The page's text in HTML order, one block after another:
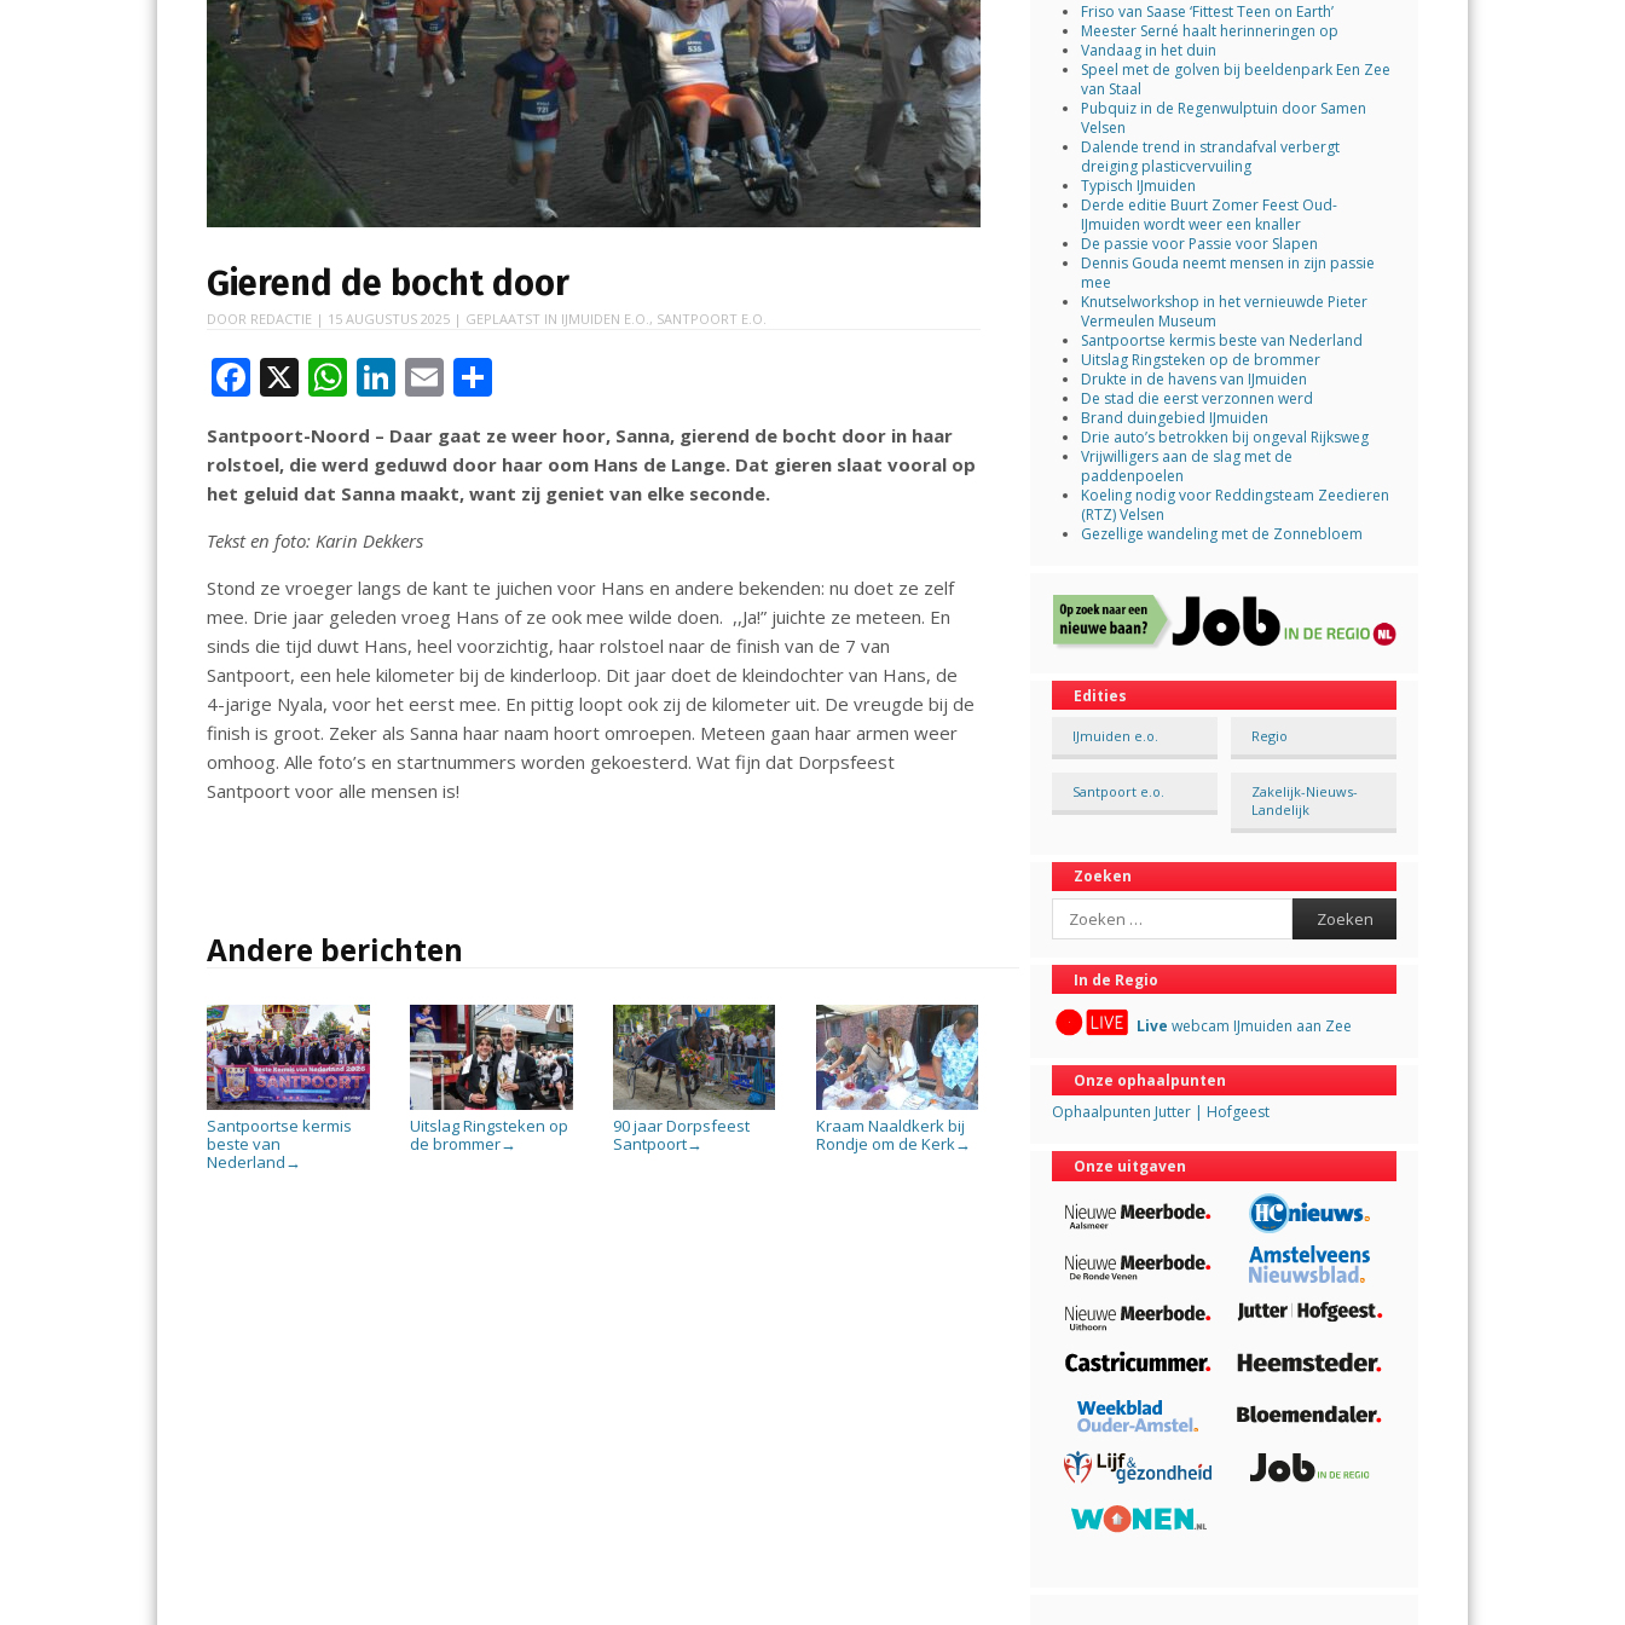
Gierend de bocht door
DOOR REDACTIE | 15 AUGUSTUS 2025 | GEPLAATST IN IJMUIDEN E.O., SANTPOORT E.O.
F
ac
e
b
o
o
k
X W
h
at
s
A
p
p
Li
n
k
e
dI
n
E
m
ai
l
e
n
Santpoort-Noord – Daar gaat ze weer hoor, Sanna, gierend de bocht door in haar
rolstoel, die werd geduwd door haar oom Hans de Lange. Dat gieren slaat vooral op
het geluid dat Sanna maakt, want zij geniet van elke seconde.
Tekst en foto: Karin Dekkers
Stond ze vroeger langs de kant te juichen voor Hans en andere bekenden: nu doet ze zelf
mee. Drie jaar geleden vroeg Hans of ze ook mee wilde doen. ,,Ja!” juichte ze meteen. En
sinds die tijd duwt Hans, heel voorzichtig, haar rolstoel naar de finish van de 7 van
Santpoort, een hele kilometer bij de kinderloop. Dit jaar doet de kleindochter van Hans, de
4-jarige Nyala, voor het eerst mee. En pittig loopt ook zij de kilometer uit. De vreugde bij de
finish is groot. Zeker als Sanna haar naam hoort omroepen. Meteen gaan haar armen weer
omhoog. Alle foto’s en startnummers worden gekoesterd. Wat fijn dat Dorpsfeest
Santpoort voor alle mensen is!
Andere berichten
Santpoortse kermis
beste van
Nederland →
Uitslag Ringsteken op
de brommer→
90 jaar Dorpsfeest
Santpoort→
Kraam Naaldkerk bij
Rondje om de Kerk→
Friso van Saase ‘Fittest Teen on Earth’
Meester Serné haalt herinneringen op
Vandaag in het duin
Speel met de golven bij beeldenpark Een Zee
van Staal
Pubquiz in de Regenwulptuin door Samen
Velsen
Dalende trend in strandafval verbergt
dreiging plasticvervuiling
Typisch IJmuiden
Derde editie Buurt Zomer Feest Oud-
IJmuiden wordt weer een knaller
De passie voor Passie voor Slapen
Dennis Gouda neemt mensen in zijn passie
mee
Knutselworkshop in het vernieuwde Pieter
Vermeulen Museum
Santpoortse kermis beste van Nederland
Uitslag Ringsteken op de brommer
Drukte in de havens van IJmuiden
De stad die eerst verzonnen werd
Brand duingebied IJmuiden
Drie auto’s betrokken bij ongeval Rijksweg
Vrijwilligers aan de slag met de
paddenpoelen
Koeling nodig voor Reddingsteam Zeedieren
(RTZ) Velsen
Gezellige wandeling met de Zonnebloem
Edities
IJmuiden e.o. Regio
Santpoort e.o.
Zakelijk-Nieuws-
Landelijk
Zoeken
Search
In de Regio
Live webcam IJmuiden aan Zee
Onze ophaalpunten
Ophaalpunten Jutter | Hofgeest
Onze uitgaven